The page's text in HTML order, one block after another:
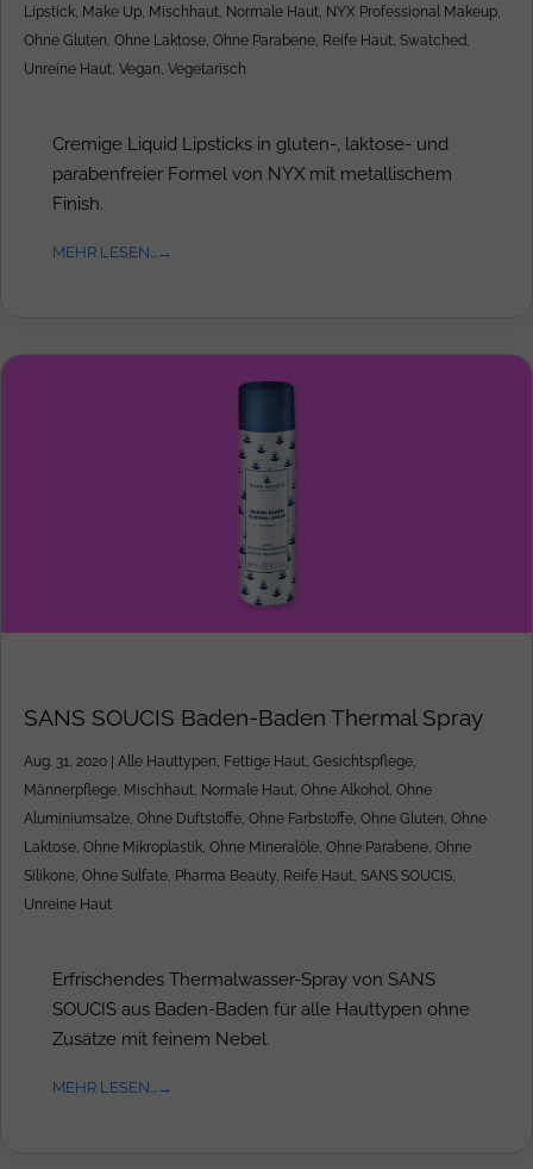
Lipstick, Make Up, Mischhaut, Normale Haut, NYX Professional Makeup,
Ohne Gluten, Ohne Laktose, Ohne Parabene, Reife Haut, Swatched,
Unreine Haut, Vegan, Vegetarisch
Cremige Liquid Lipsticks in gluten-, laktose- und
parabenfreier Formel von NYX mit metallischem
Finish.
MEHR LESEN...
SANS SOUCIS Baden-Baden Thermal Spray
Aug. 31, 2020 Alle Hauttypen, Fettige Haut, Gesichtspflege,
Männerpflege, Mischhaut, Normale Haut, Ohne Alkohol, Ohne
Aluminiumsalze, Ohne Duftstoffe, Ohne Farbstoffe, Ohne Gluten, Ohne
Laktose, Ohne Mikroplastik, Ohne Mineralöle, Ohne Parabene, Ohne
Silikone, Ohne Sulfate, Pharma Beauty, Reife Haut, SANS SOUCIS,
Unreine Haut
Erfrischendes Thermalwasser-Spray von SANS
SOUCIS aus Baden-Baden für alle Hauttypen ohne
Zusätze mit feinem Nebel.
MEHR LESEN...